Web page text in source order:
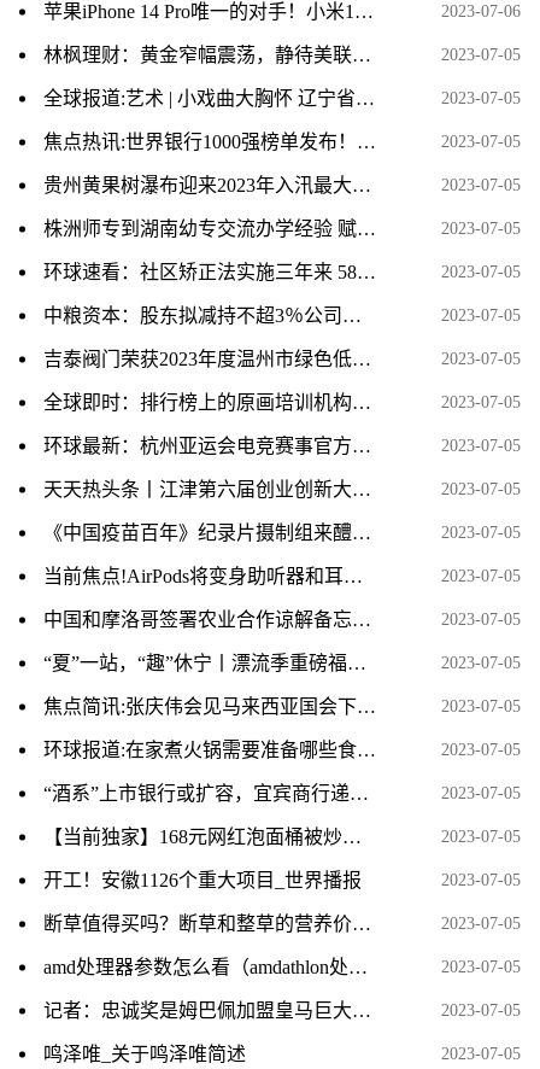
苹果iPhone 14 Pro唯一的对手！小米13官网的评价数已破百万|环球播资讯 2023-07-06
林枫理财：黄金窄幅震荡，静待美联储指引方向-今日热议 2023-07-05
全球报道:艺术 | 小戏曲大胸怀 辽宁省第二届地方戏曲小戏展演开幕 2023-07-05
焦点热讯:世界银行1000强榜单发布！10家中国银行进入20强 2023-07-05
贵州黄果树瀑布迎来2023年入汛最大水量 当前关注 2023-07-05
株洲师专到湖南幼专交流办学经验 赋能职业教育高质量发展 2023-07-05
环球速看：社区矫正法实施三年来 58万人次社区矫正对象接受就业或就学指导 2023-07-05
中粮资本：股东拟减持不超3％公司股份 2023-07-05
吉泰阀门荣获2023年度温州市绿色低碳工厂 2023-07-05
全球即时：排行榜上的原画培训机构课程价格一般学费多少 2023-07-05
环球最新：杭州亚运会电竞赛事官方用机 iQOO 11S 正式发布 2023-07-05
天天热头条丨江津第六届创业创新大赛复赛举行 15个项目胜出 2023-07-05
《中国疫苗百年》纪录片摄制组来醴取材 环球时快讯 2023-07-05
当前焦点!AirPods将变身助听器和耳温枪！下一代改为USB-C接口 2023-07-05
中国和摩洛哥签署农业合作谅解备忘录-世界观热点 2023-07-05
“夏”一站，“趣”休宁丨漂流季重磅福利来袭！冲冲冲！-世界热议 2023-07-05
焦点简讯:张庆伟会见马来西亚国会下议院副议长刘强燕一行 2023-07-05
环球报道:在家煮火锅需要准备哪些食材清单 2023-07-05
“酒系”上市银行或扩容，宜宾商行递表港交所 2023-07-05
【当前独家】168元网红泡面桶被炒至千元，深圳市监局回应 2023-07-05
开工！安徽1126个重大项目_世界播报 2023-07-05
断草值得买吗？断草和整草的营养价值一样吗？_世界热点评 2023-07-05
amd处理器参数怎么看（amdathlon处理器怎么看型号） 2023-07-05
记者：忠诚奖是姆巴佩加盟皇马巨大阻碍 皇马不会付忠诚奖+宁愿等|世界热门 2023-07-05
鸣泽唯_关于鸣泽唯简述 2023-07-05